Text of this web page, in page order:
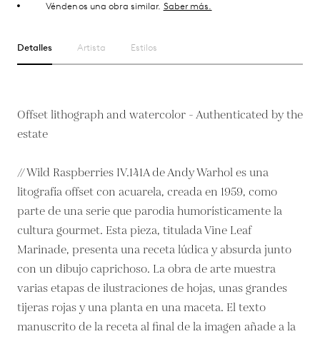
Véndenos una obra similar. Saber más.
Detalles Artista Estilos
Offset lithograph and watercolor - Authenticated by the
estate
// Wild Raspberries IV.141A de Andy Warhol es una
litografía offset con acuarela, creada en 1959, como
parte de una serie que parodia humorísticamente la
cultura gourmet. Esta pieza, titulada Vine Leaf
Marinade, presenta una receta lúdica y absurda junto
con un dibujo caprichoso. La obra de arte muestra
varias etapas de ilustraciones de hojas, unas grandes
tijeras rojas y una planta en una maceta. El texto
manuscrito de la receta al final de la imagen añade a la